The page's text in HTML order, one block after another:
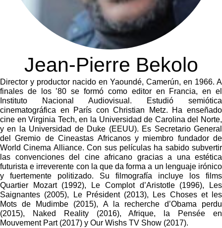
Jean-Pierre Bekolo
Director y productor nacido en Yaoundé, Camerún, en 1966. A
finales de los ’80 se formó como editor en Francia, en el
Instituto Nacional Audiovisual. Estudió semiótica
cinematográfica en París con Christian Metz. Ha enseñado
cine en Virginia Tech, en la Universidad de Carolina del Norte,
y en la Universidad de Duke (EEUU). Es Secretario General
del Gremio de Cineastas Africanos y miembro fundador de
World Cinema Alliance. Con sus películas ha sabido subvertir
las convenciones del cine africano gracias a una estética
futurista e irreverente con la que da forma a un lenguaje irónico
y fuertemente politizado. Su filmografía incluye los films
Quartier Mozart (1992), Le Complot d’Aristotle (1996), Les
Saignantes (2005), Le Président (2013), Les Choses et les
Mots de Mudimbe (2015), A la recherche d’Obama perdu
(2015), Naked Reality (2016), Afrique, la Pensée en
Mouvement Part (2017) y Our Wishs TV Show (2017).